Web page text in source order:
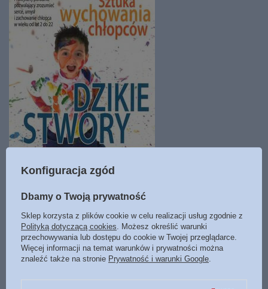
Thomas
44,90 zł
M1 Księgarnia Bogulandia
Konfiguracja zgód
Dbamy o Twoją prywatność
Sklep korzysta z plików cookie w celu realizacji usług zgodnie z
Polityką dotyczącą cookies . Możesz określić warunki
przechowywania lub dostępu do cookie w Twojej przeglądarce.
Więcej informacji na temat warunków i prywatności można
znaleźć także na stronie Prywatność i warunki Google